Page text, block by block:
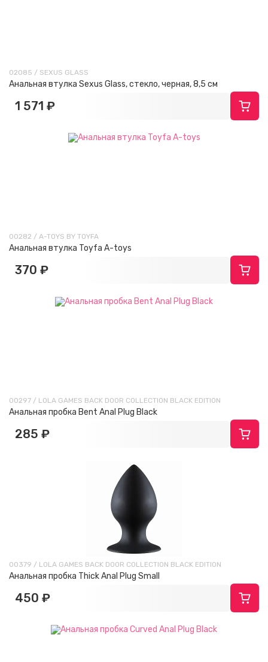
02085 / SEXUS GLASS
Анальная втулка Sexus Glass, стекло, черная, 8,5 см
1 571 ₽
00282 / A-TOYS BY TOYFA
Анальная втулка Toyfa A-toys
370 ₽
00297 / LOLA GAMES BACK DOOR COLLECTION BLACK EDITION
Анальная пробка Bent Anal Plug Black
285 ₽
00379 / LOLA GAMES BACK DOOR COLLECTION BLACK EDITION
Анальная пробка Thick Anal Plug Small
450 ₽